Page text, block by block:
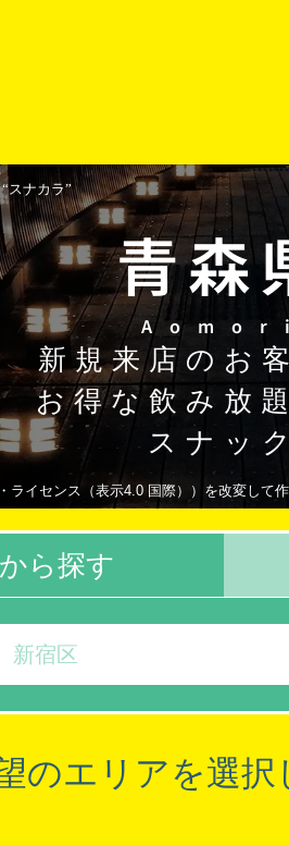
スナカラ”
青森
新規来店のお
お得な飲み放
スナック
ライセンス（表示4.0 国際））を改変して
ら探す
のエリアを選択